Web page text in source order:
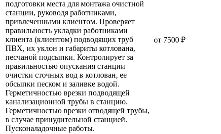
подготовки места для монтажа очистной
станции, руководя работниками,
привлеченными клиентом. Проверяет
правильность укладки работниками
клиента (клиентом) подводящих труб
ПВХ, их уклон и габариты котлована,
песчаной подсыпки. Контролирует за
правильностью опускания станции
очистки сточных вод в котлован, ее
обсыпки песком и заливке водой.
Герметичностью врезки подводящей
канализационной трубы в станцию.
Герметичностью врезки отводящей трубы,
в случае принудительной станцией.
Пусконаладочные работы.
от 7500 ₽